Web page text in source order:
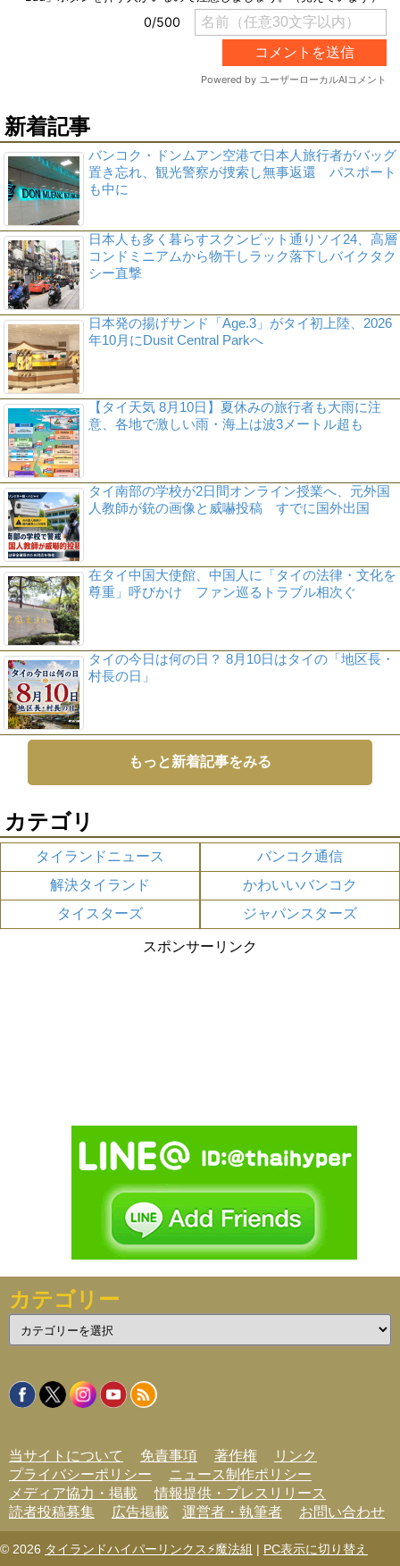
新着記事
バンコク・ドンムアン空港で日本人旅行者がバッグ
置き忘れ、観光警察が捜索し無事返還 パスポート
も中に
日本人も多く暮らすスクンビット通りソイ24、高層
コンドミニアムから物干しラック落下しバイクタク
シー直撃
日本発の揚げサンド「Age.3」がタイ初上陸、2026
年10月にDusit Central Parkへ
【タイ天気 8月10日】夏休みの旅行者も大雨に注
意、各地で激しい雨・海上は波3メートル超も
タイ南部の学校が2日間オンライン授業へ、元外国
人教師が銃の画像と威嚇投稿 すでに国外出国
在タイ中国大使館、中国人に「タイの法律・文化を
尊重」呼びかけ ファン巡るトラブル相次ぐ
タイの今日は何の日？ 8月10日はタイの「地区長・
村長の日」
もっと新着記事をみる
カテゴリ
タイランドニュース
バンコク通信
解決タイランド
かわいいバンコク
タイスターズ
ジャパンスターズ
スポンサーリンク
カテゴリー
テ
リ
ー
当サイトについて 免責事項 著作権
リンク
プライバシーポリシー
ニュース制作ポリシー
メディア協力・掲載
情報提供・プレスリリース
読者投稿募集
広告掲載 運営者・執筆者 お問い合わせ
© 2026 タイランドハイパーリンクス⚡魔法組 | PC表示に切り替え